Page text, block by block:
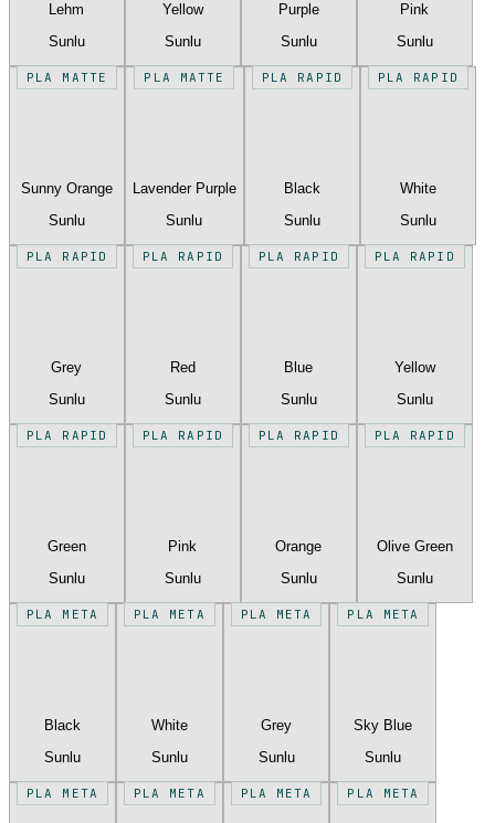
Lehm
Sunlu
Yellow
Sunlu
Purple
Sunlu
Pink
Sunlu
PLA MATTE
Sunny Orange
Sunlu
PLA MATTE
Lavender Purple
Sunlu
PLA RAPID
Black
Sunlu
PLA RAPID
White
Sunlu
PLA RAPID
Grey
Sunlu
PLA RAPID
Red
Sunlu
PLA RAPID
Blue
Sunlu
PLA RAPID
Yellow
Sunlu
PLA RAPID
Green
Sunlu
PLA RAPID
Pink
Sunlu
PLA RAPID
Orange
Sunlu
PLA RAPID
Olive Green
Sunlu
PLA META
Black
Sunlu
PLA META
White
Sunlu
PLA META
Grey
Sunlu
PLA META
Sky Blue
Sunlu
PLA META PLA META PLA META PLA META